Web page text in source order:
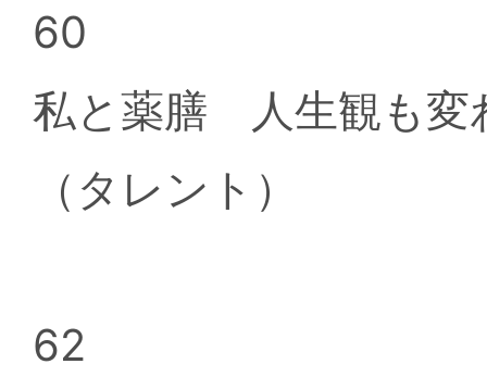
60
私と薬膳 人生観も変
（タレント）
62